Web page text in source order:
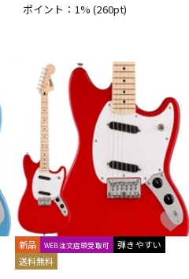
ポイント：1%(260pt)
新品 WEB注文店頭受取可
弾きやすい
送料無料